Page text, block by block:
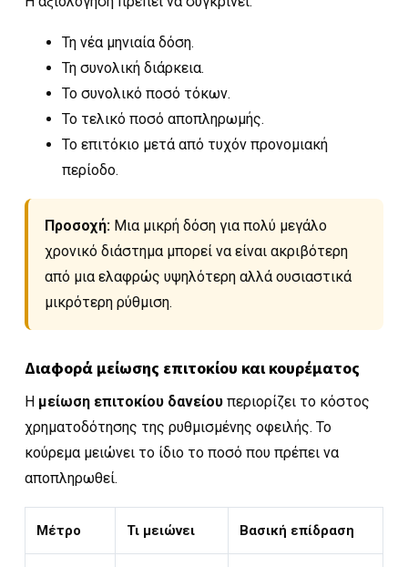
Τη νέα μηνιαία δόση.
Τη συνολική διάρκεια.
Το συνολικό ποσό τόκων.
Το τελικό ποσό αποπληρωμής.
Το επιτόκιο μετά από τυχόν προνομιακή
περίοδο.
Προσοχή: Μια μικρή δόση για πολύ μεγάλο
χρονικό διάστημα μπορεί να είναι ακριβότερη
από μια ελαφρώς υψηλότερη αλλά ουσιαστικά
μικρότερη ρύθμιση.
Διαφορά μείωσης επιτοκίου και κουρέματος
Η μείωση επιτοκίου δανείου περιορίζει το κόστος
χρηματοδότησης της ρυθμισμένης οφειλής. Το
κούρεμα μειώνει το ίδιο το ποσό που πρέπει να
αποπληρωθεί.
Μέτρο Τι μειώνει Βασική επίδραση